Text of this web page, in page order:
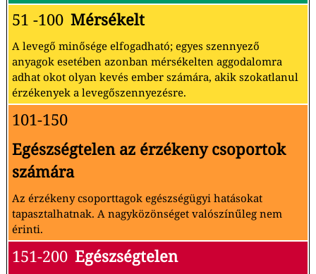
51 -100 Mérsékelt
A levegő minősége elfogadható; egyes szennyező
anyagok esetében azonban mérsékelten aggodalomra
adhat okot olyan kevés ember számára, akik szokatlanul
érzékenyek a levegőszennyezésre.
101-150
Egészségtelen az érzékeny csoportok
számára
Az érzékeny csoporttagok egészségügyi hatásokat
tapasztalhatnak. A nagyközönséget valószínűleg nem
érinti.
151-200 Egészségtelen